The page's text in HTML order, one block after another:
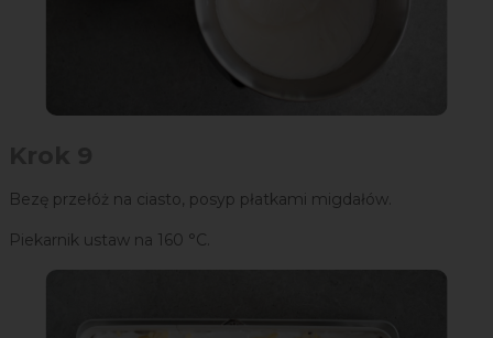
Bezę przełóż na ciasto, posyp płatkami migdałów.
Piekarnik ustaw na 160 °C.